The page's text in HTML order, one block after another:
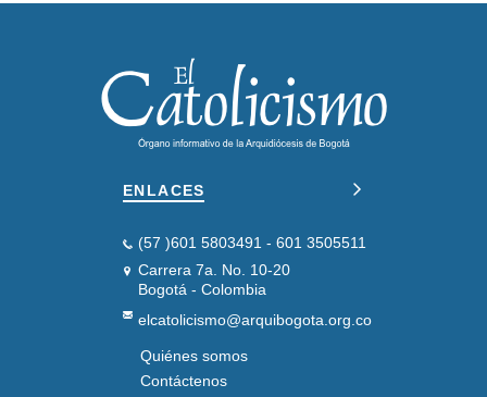
ENLACES
(57 )601 5803491 - 601 3505511
Carrera 7a. No. 10-20
Bogotá - Colombia
elcatolicismo@arquibogota.org.co
PIE
DE
Quiénes somos
Contáctenos